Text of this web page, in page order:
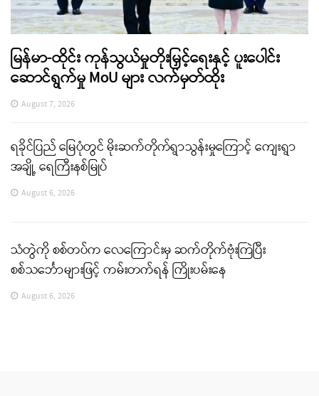
မြန်မာ-ထိုင်း ကုန်သွယ်မှုတိုးမြှင့်ရေးနှင့် ပူးပေါင်း
ဆောင်ရွက်မှု MoU များ လက်မှတ်ထိုး
August 7, 2026
ရခိုင်ပြည် မြေပုံတွင် မိုးဆက်တိုက်ရွာသွန်းမှုကြောင့် ကျေးရွာ
အချို့ ရေကြီးနစ်မြုပ်
August 6, 2026
သံတွဲကို စစ်တပ်က လေကြောင်းမှ ဆက်တိုက်ဗုံးကြဲပြီး
စစ်သင်္ဘောများဖြင့် ကမ်းတက်ရန် ကြိုးပမ်းနေ
August 6, 2026